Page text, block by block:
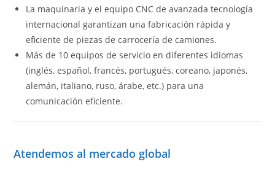
La maquinaria y el equipo CNC de avanzada tecnología
internacional garantizan una fabricación rápida y
eficiente de piezas de carrocería de camiones.
Más de 10 equipos de servicio en diferentes idiomas
(inglés, español, francés, portugués, coreano, japonés,
alemán, italiano, ruso, árabe, etc.) para una
comunicación eficiente.
Atendemos al mercado global